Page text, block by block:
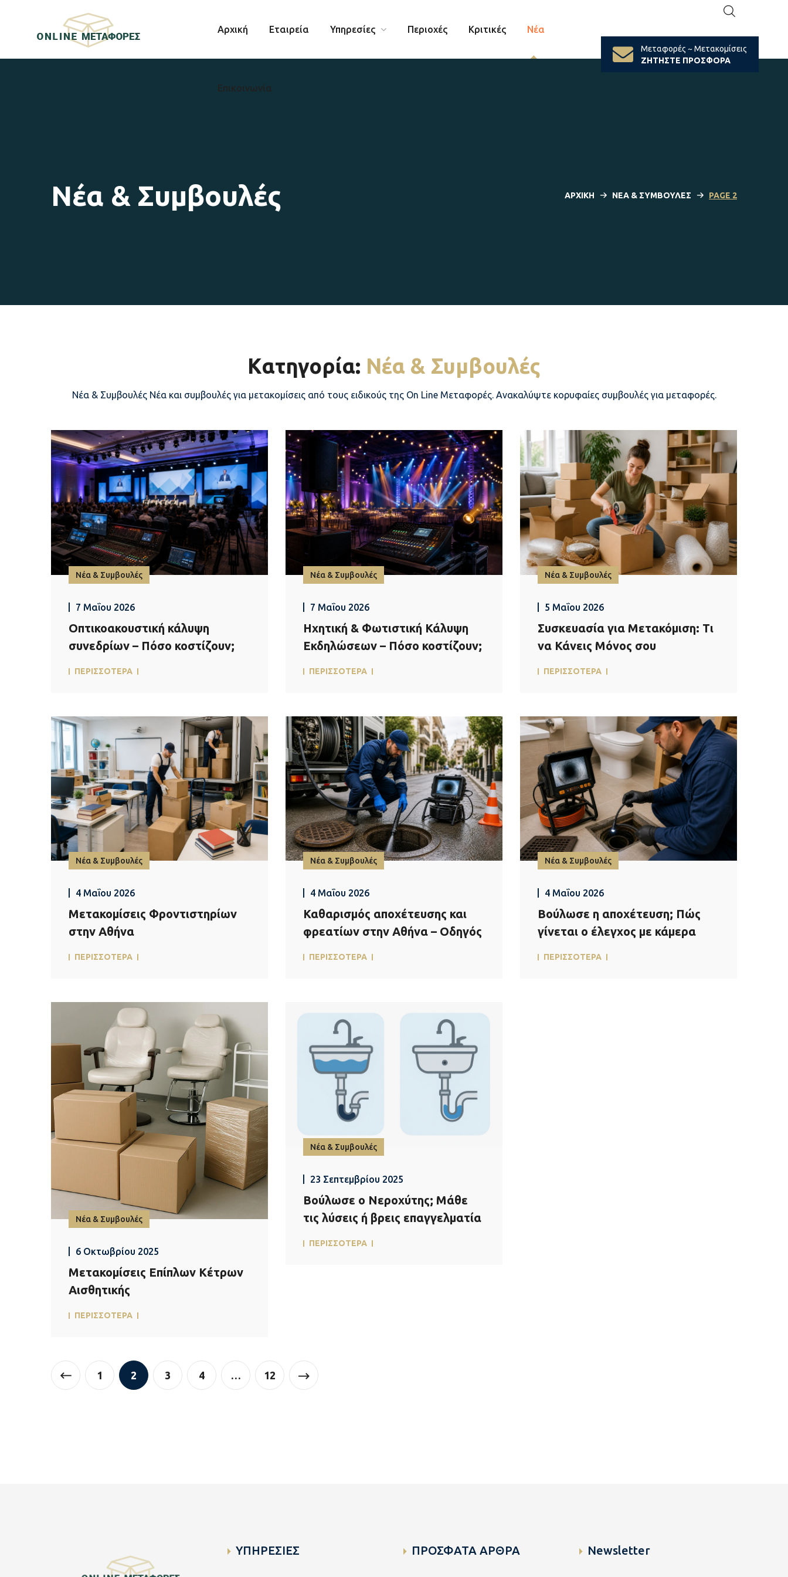
Αρχική Εταιρεία Υπηρεσίες Περιοχές Κριτικές Νέα
Επικοινωνία
Μεταφορές ~ Μετακομίσεις
ΖΗΤΗΣΤΕ ΠΡΟΣΦΟΡΑ
Νέα & Συμβουλές ΑΡΧΙΚΉ ΝΈΑ & ΣΥΜΒΟΥΛΈΣ PAGE 2
Κατηγορία: Νέα & Συμβουλές
Νέα & Συμβουλές Νέα και συμβουλές για μετακομίσεις από τους ειδικούς της On Line Μεταφορές. Ανακαλύψτε κορυφαίες συμβουλές για μεταφορές.
Νέα & Συμβουλές
7 Μαΐου 2026
Οπτικοακουστική κάλυψη
συνεδρίων – Πόσο κοστίζουν;
ΠΕΡΙΣΣΟΤΕΡΑ
Νέα & Συμβουλές
7 Μαΐου 2026
Ηχητική & Φωτιστική Κάλυψη
Εκδηλώσεων – Πόσο κοστίζουν;
ΠΕΡΙΣΣΟΤΕΡΑ
Νέα & Συμβουλές
5 Μαΐου 2026
Συσκευασία για Μετακόμιση: Τι
να Κάνεις Μόνος σου
ΠΕΡΙΣΣΟΤΕΡΑ
Νέα & Συμβουλές
4 Μαΐου 2026
Μετακομίσεις Φροντιστηρίων
στην Αθήνα
ΠΕΡΙΣΣΟΤΕΡΑ
Νέα & Συμβουλές
4 Μαΐου 2026
Καθαρισμός αποχέτευσης και
φρεατίων στην Αθήνα – Οδηγός
ΠΕΡΙΣΣΟΤΕΡΑ
Νέα & Συμβουλές
4 Μαΐου 2026
Βούλωσε η αποχέτευση; Πώς
γίνεται ο έλεγχος με κάμερα
ΠΕΡΙΣΣΟΤΕΡΑ
Νέα & Συμβουλές
6 Οκτωβρίου 2025
Μετακομίσεις Επίπλων Κέτρων
Αισθητικής
ΠΕΡΙΣΣΟΤΕΡΑ
Νέα & Συμβουλές
23 Σεπτεμβρίου 2025
Βούλωσε ο Νεροχύτης; Μάθε
τις λύσεις ή βρεις επαγγελματία
ΠΕΡΙΣΣΟΤΕΡΑ
1 2 3 4 … 12
ΥΠΗΡΕΣΙΕΣ ΠΡΟΣΦΑΤΑ ΑΡΘΡΑ Newsletter